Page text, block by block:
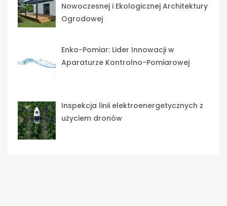
Nowoczesnej i Ekologicznej Architektury
Ogrodowej
Enko-Pomiar: Lider Innowacji w
Aparaturze Kontrolno-Pomiarowej
Inspekcja linii elektroenergetycznych z
użyciem dronów